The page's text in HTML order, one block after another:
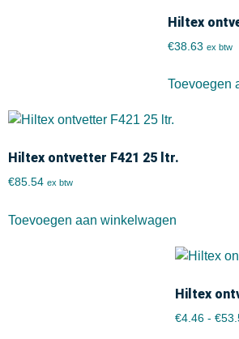
Hiltex
€38.63 ex btw
Toevoegen
Hiltex ontvetter F421 25 ltr.
€85.54 ex btw
Toevoegen aan winkelwagen
Hiltex
€4.46 - €